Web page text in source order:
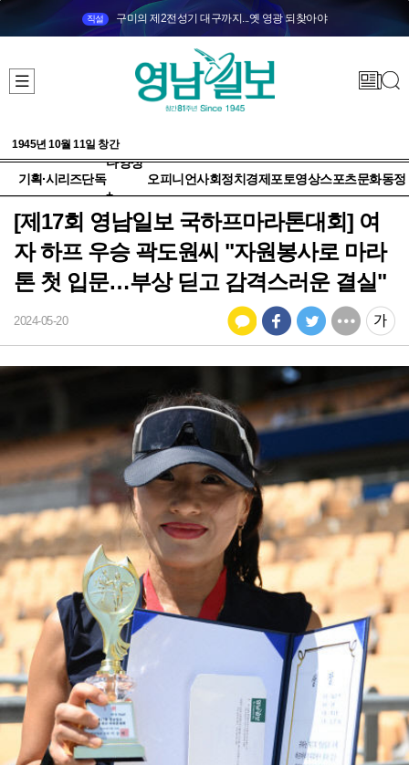
직설 구미의 제2전성기 대구까지...옛 영광 되찾아야
1945년 10월 11일 창간
기획·시리즈단독
다양성
+
오피니언사회정치 경제 포토영상스포츠문화동정
[제17회 영남일보 국하프마라톤대회] 여
자 하프 우승 곽도원씨 "자원봉사로 마라
톤 첫 입문…부상 딛고 감격스러운 결실"
2024-05-20